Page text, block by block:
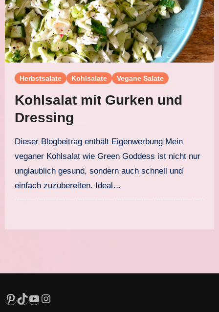
Herbstsalate Kohlsalate Vegane Salate
Kohlsalat mit Gurken und
Dressing
Dieser Blogbeitrag enthält Eigenwerbung Mein
veganer Kohlsalat wie Green Goddess ist nicht nur
unglaublich gesund, sondern auch schnell und
einfach zuzubereiten. Ideal…
Pinterest
TikTok
YouTube
Instagram